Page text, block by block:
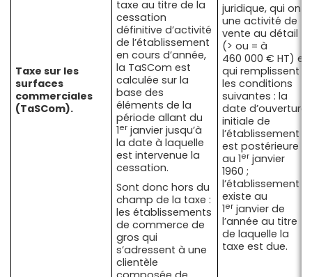
Taxe sur les
surfaces
commerciales
(TaSCom).
taxe au titre de la
cessation
définitive d’activité
de l’établissement
en cours d’année,
la TaSCom est
calculée sur la
base des
éléments de la
période allant du
1er janvier jusqu’à
la date à laquelle
est intervenue la
cessation.
Sont donc hors du
champ de la taxe :
les établissements
de commerce de
gros qui
s’adressent à une
clientèle
juridique, qui ont
une activité de
vente au détail
(> ou = à
460 000 € HT) et
qui remplissent
les conditions
suivantes : la
date d’ouverture
initiale de
l’établissement
est postérieure
au 1er janvier
1960 ;
l’établissement
existe au
1er janvier de
l’année au titre
de laquelle la
taxe est due.